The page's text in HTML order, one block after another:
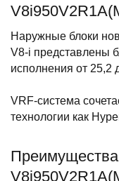
Наружные блоки
V8-i представлены
исполнения от 25,2
VRF-система
технологии как